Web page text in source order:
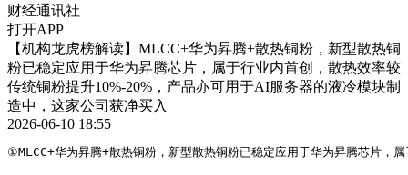
财经通讯社
打开APP
【机构龙虎榜解读】MLCC+华为昇腾+散热铜粉，新型散热铜
粉已稳定应用于华为昇腾芯片，属于行业内首创，散热效率较
传统铜粉提升10%-20%，产品亦可用于AI服务器的液冷模块制
造中，这家公司获净买入
2026-06-10 18:55
①MLCC+华为昇腾+散热铜粉，新型散热铜粉已稳定应用于华为昇腾芯片，